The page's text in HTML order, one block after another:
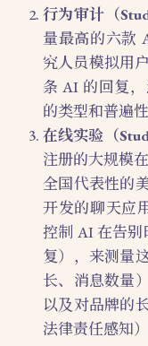
行为审计（
量最高的六款
究人员模拟用
条 AI 的回复
的类型和普遍性
在线实验（
注册的大规模
全国代表性的
开发的聊天应
控制 AI 在告别
复），来测量
长、消息数量
以及对品牌的
法律责任感知